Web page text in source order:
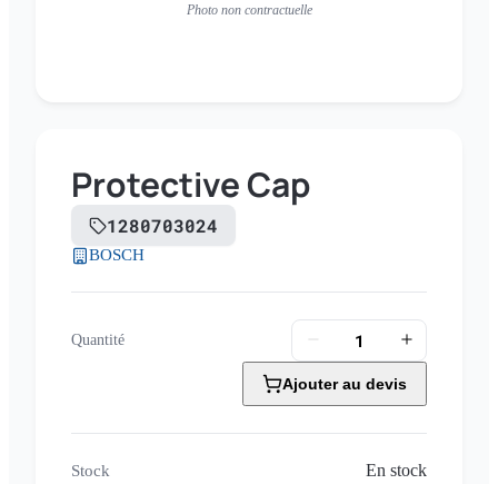
Photo non contractuelle
Protective Cap
1280703024
BOSCH
Quantité
Ajouter au devis
Stock En stock